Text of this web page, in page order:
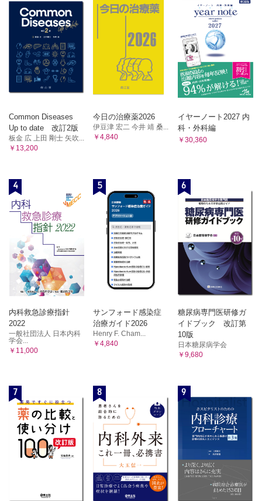
Common Diseases
Up to date 改訂2版
板金 広 上田 剛士 矢吹...
￥13,200
今日の治療薬2026
伊豆津 宏二 今井 靖 桑...
￥4,840
イヤーノート2027 内
科・外科編
￥30,360
4
内科救急診療指針
2022
一般社団法人 日本内科
学会...
￥11,000
5
サンフォード感染症
治療ガイド2026
Henry F. Cham...
￥4,840
6
糖尿病専門医研修ガ
イドブック 改訂第
10版
日本糖尿病学会
￥9,680
7 8 9